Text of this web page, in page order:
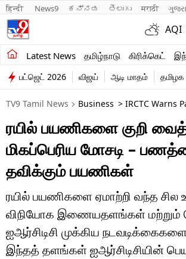
हिन्दी News9 ಕನ್ನಡ తెలుగు मराठी
AQI
Latest News தமிழ்நாடு கிரிக்கெட்
சமீபத்திய செய்திகள்
தமிழ்நாடு
இந்தியா
உலகம்
விளையாட்டு
பொழுதுபோக்கு
லைஃப்ஸ்டைல்
வணிகம்
பட்ஜெட் 2026 விஜய் ஆடி மாதம்
TV9 Tamil News Business > IRCTC Warns
ரயில் பயணிகளை குறி
மிகப்பெரிய மோசடி –
தவிக்கும் பயணிகள்
ரயில் பயணிகளை ஏமாற்றி வந்த சில
விநியோக இணையதளங்கள் மற்றும்
ஐஆர்சிடிசி முக்கிய
இந்தத் தளங்கள் ஐஆர்சிடிசியின்